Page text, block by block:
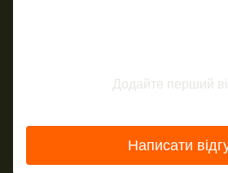
Додайте перший
Написати